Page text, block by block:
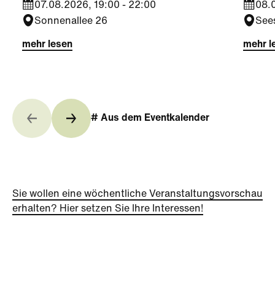
07.08.2026, 19:00 - 22:00
Sonnenallee 26
mehr lesen mehr
# Aus dem Eventkalender
Sie wollen eine wöchentliche Veranstaltungsvorschau
erhalten? Hier setzen Sie Ihre Interessen!